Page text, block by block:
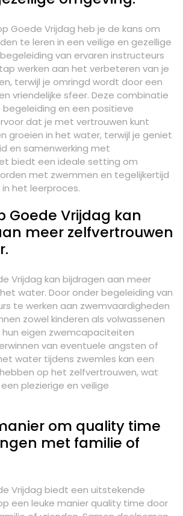
Goede Vrijdag heb je de kans om
te leren in een veilige en gezellige
van ervaren instructeurs
werken aan het verbeteren van je
terwijl je omringd wordt door een
vriendelijke sfeer. Deze combinatie
en een positieve
dat je met vertrouwen kunt
groeien in het water, terwijl je geniet
en samenwerking met
biedt een ideale setting om
met zwemmen en tegelijkertijd
het leerproces.
Goede Vrijdag kan
meer zelfvertrouwen
Vrijdag kan bijdragen aan meer
water. Door onder begeleiding van
te werken aan zwemvaardigheden
zowel kinderen als volwassenen
hun eigen zwemcapaciteiten
van eventuele angsten of
water tijdens zwemles kan een
op het zelfvertrouwen, wat
plezierige en veilige
om quality time
met familie of
Vrijdag biedt een uitstekende
een leuke manier quality time door